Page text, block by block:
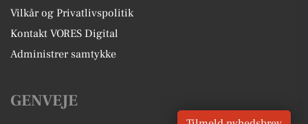
Vilkår og Privatlivspolitik
Kontakt VORES Digital
Administrer samtykke
GENVEJE